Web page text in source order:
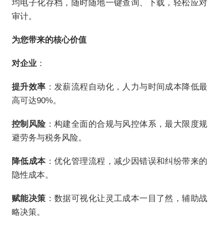
均电子化存档，随时随地一键查询、下载，轻松应对
审计。
为您带来的核心价值
对企业：
提升效率 ：发薪流程自动化，人力与时间成本降低最
高可达90%。
控制风险：构建全面的合规与风控体系，最大限度规
避劳务与税务风险。
降低成本：优化管理流程，减少因错误和纠纷带来的
隐性成本。
赋能决策 ：数据可视化让灵工成本一目了然，辅助战
略决策。